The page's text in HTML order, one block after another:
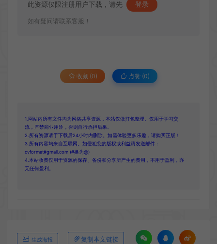
此资源仅限注册用户下载，请先 登录
如有疑问请联系客服！
收藏 (0) 点赞 (0)
1.网站内所有文件均为网络共享资源，本站仅做打包整理。仅用于学习交
流，严禁商业用途，否则自行承担后果。
2.所有资源请于下载后24小时内删除。如需体验更多乐趣，请购买正版！
3.所有内容均来自互联网。如侵犯您的版权或利益请发送邮件：
cvformat#gmail.com (#换为@)
4.本站收费仅用于资源的保存、备份和分享所产生的费用，不用于盈利，亦
无任何盈利。
生成海报 复制本文链接